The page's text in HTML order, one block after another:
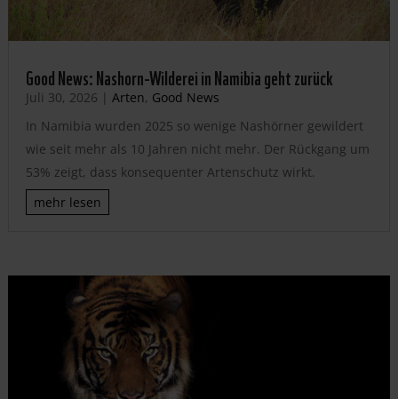
Good News: Nashorn-Wilderei in Namibia geht zurück
Juli 30, 2026 | Arten, Good News
In Namibia wurden 2025 so wenige Nashörner gewildert
wie seit mehr als 10 Jahren nicht mehr. Der Rückgang um
53% zeigt, dass konsequenter Artenschutz wirkt.
mehr lesen